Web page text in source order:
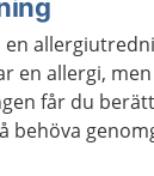
en
en allergi,
får du
behöva